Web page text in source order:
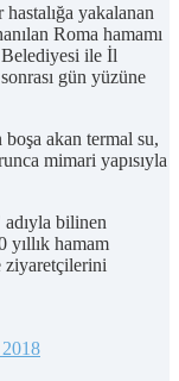
yakalanan
Roma hamamı
Belediyesi ile İl
gün yüzüne
akan termal su,
mimari yapısıyla
adıyla bilinen
hamam
ziyaretçilerini